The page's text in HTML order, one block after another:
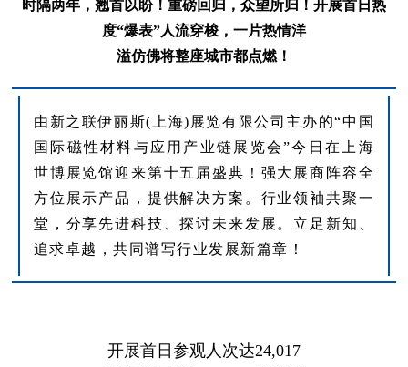
时隔两年，翘首以盼！ 重磅回归，众望所归！ 开展首日热
度“爆表”人流穿梭，一片热情洋
溢仿佛将整座城市都点燃！
由新之联伊丽斯(上海)展览有限公司主办的“中国
国际磁性材料与应用产业链展览会”今日在上海
世博展览馆迎来第十五届盛典！强大展商阵容全
方位展示产品，提供解决方案。行业领袖共聚一
堂，分享先进科技、探讨未来发展。立足新知、
追求卓越，共同谱写行业发展新篇章！
开展首日参观人次达24,017